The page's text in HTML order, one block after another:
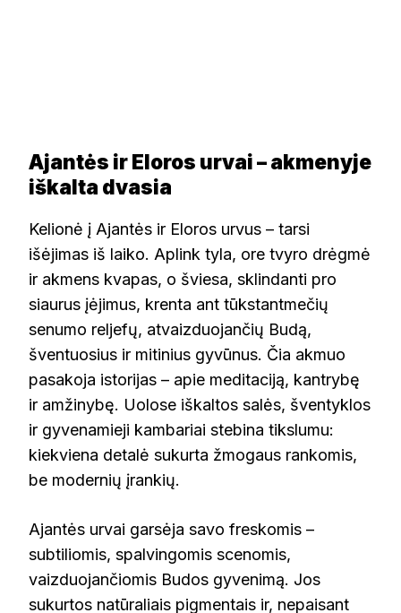
Ajantės ir Eloros urvai – akmenyje
iškalta dvasia
Kelionė į Ajantės ir Eloros urvus – tarsi
išėjimas iš laiko. Aplink tyla, ore tvyro drėgmė
ir akmens kvapas, o šviesa, sklindanti pro
siaurus įėjimus, krenta ant tūkstantmečių
senumo reljefų, atvaizduojančių Budą,
šventuosius ir mitinius gyvūnus. Čia akmuo
pasakoja istorijas – apie meditaciją, kantrybę
ir amžinybę. Uolose iškaltos salės, šventyklos
ir gyvenamieji kambariai stebina tikslumu:
kiekviena detalė sukurta žmogaus rankomis,
be modernių įrankių.
Ajantės urvai garsėja savo freskomis –
subtiliomis, spalvingomis scenomis,
vaizduojančiomis Budos gyvenimą. Jos
sukurtos natūraliais pigmentais ir, nepaisant